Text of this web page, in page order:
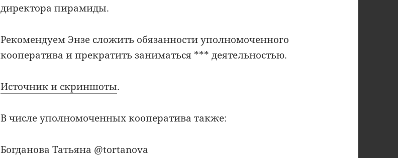
директора пирамиды.
Рекомендуем Энзе сложить обязанности уполномоченного
кооператива и прекратить заниматься *** деятельностью.
Источник и скриншоты.
В числе уполномоченных кооператива также:
Богданова Татьяна @tortanova